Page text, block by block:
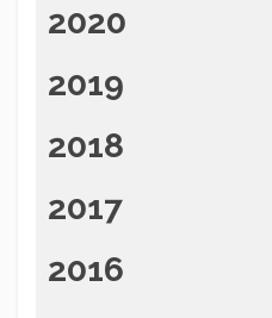
2020
2019
2018
2017
2016